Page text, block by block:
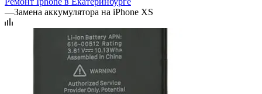
—Замена аккумулятора на iPhone XS